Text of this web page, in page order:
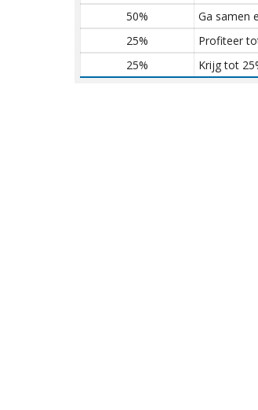
50%
Ga samen
25%
Profiteer
25%
Krijg tot